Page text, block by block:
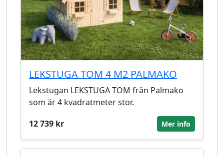
LEKSTUGA TOM 4 M2 PALMAKO
Lekstugan LEKSTUGA TOM från Palmako
som är 4 kvadratmeter stor.
12 739 kr
Mer info